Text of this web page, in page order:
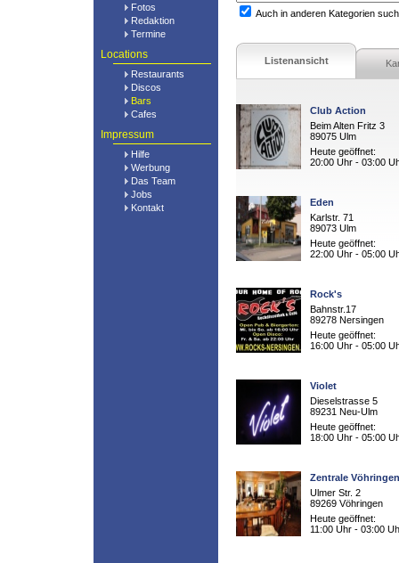
Fotos
Redaktion
Termine
Locations
Restaurants
Discos
Bars
Cafes
Impressum
Hilfe
Werbung
Das Team
Jobs
Kontakt
Auch in anderen Kategorien
Listenansicht
Club Action
Beim Alten Fritz 3
89075 Ulm
Heute geöffnet:
20:00 Uhr - 03:00
Eden
Karlstr. 71
89073 Ulm
Heute geöffnet:
22:00 Uhr - 05:00
Rock's
Bahnstr.17
89278 Nersingen
Heute geöffnet:
16:00 Uhr - 05:00
Violet
Dieselstrasse 5
89231 Neu-Ulm
Heute geöffnet:
18:00 Uhr - 05:00
Zentrale Vöhringen
Ulmer Str. 2
89269 Vöhringen
Heute geöffnet:
11:00 Uhr - 03:00